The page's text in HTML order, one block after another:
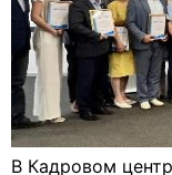
В Кадровом